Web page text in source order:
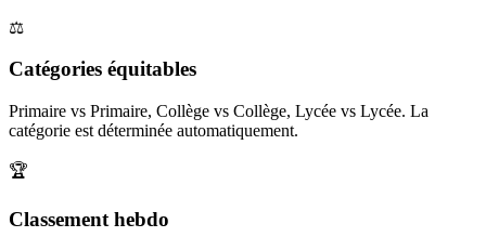
⚖️
Catégories équitables
Primaire vs Primaire, Collège vs Collège, Lycée vs Lycée. La
catégorie est déterminée automatiquement.
🏆
Classement hebdo